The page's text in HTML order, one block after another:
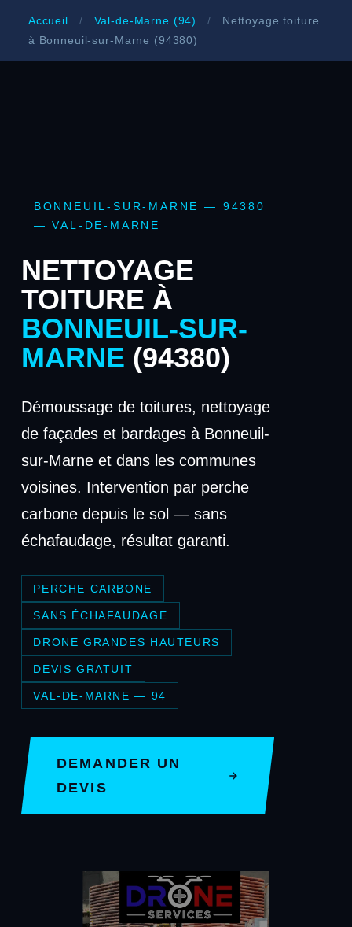
Accueil / Val-de-Marne (94) /
Nettoyage toiture
à Bonneuil-sur-Marne (94380)
BONNEUIL-SUR-MARNE — 94380
— VAL-DE-MARNE
NETTOYAGE
TOITURE À
BONNEUIL-SUR-
MARNE (94380)
Démoussage de toitures, nettoyage
de façades et bardages à Bonneuil-
sur-Marne et dans les communes
voisines. Intervention par perche
carbone depuis le sol — sans
échafaudage, résultat garanti.
PERCHE CARBONE
SANS ÉCHAFAUDAGE
DRONE GRANDES HAUTEURS
DEVIS GRATUIT
VAL-DE-MARNE — 94
DEMANDER UN
DEVIS